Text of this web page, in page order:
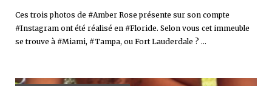
Ces trois photos de #Amber Rose présente sur son compte
#Instagram ont été réalisé en #Floride. Selon vous cet immeuble
se trouve à #Miami, #Tampa, ou Fort Lauderdale ? ...